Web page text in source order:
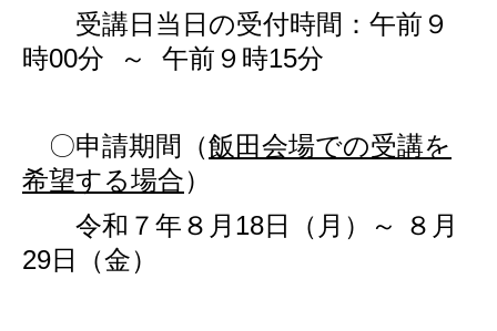
受講日当日の受付時間：午前９
時00分 ～ 午前９時15分
〇申請期間（飯田会場での受講を
希望する場合）
令和７年８月18日（月）～ ８月
29日（金）